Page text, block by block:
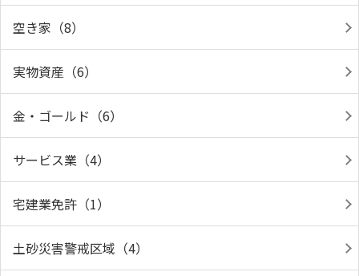
空き家（8）
実物資産（6）
金・ゴールド（6）
サービス業（4）
宅建業免許（1）
土砂災害警戒区域（4）